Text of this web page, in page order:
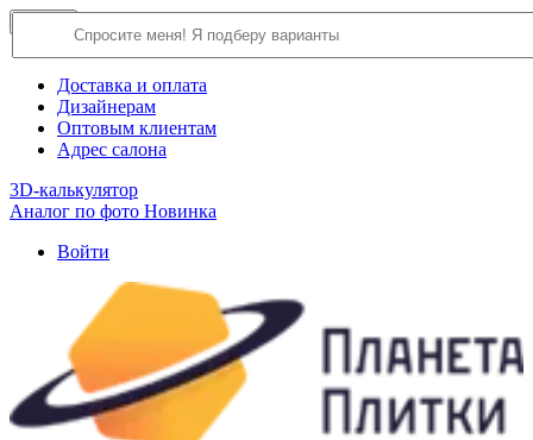
О компании
Доставка и оплата
Дизайнерам
Оптовым клиентам
Адрес салона
3D-калькулятор
Аналог по фото Новинка
Войти